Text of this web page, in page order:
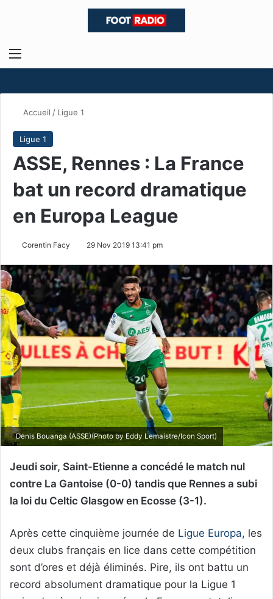
Menu
Accueil / Ligue 1
Ligue 1
ASSE, Rennes : La France
bat un record dramatique
en Europa League
Corentin Facy 29 Nov 2019 13:41 pm
Denis Bouanga (ASSE)(Photo by Eddy Lemaistre/Icon Sport)
Jeudi soir, Saint-Etienne a concédé le match nul
contre La Gantoise (0-0) tandis que Rennes a subi
la loi du Celtic Glasgow en Ecosse (3-1).
Après cette cinquième journée de Ligue Europa, les
deux clubs français en lice dans cette compétition
sont d’ores et déjà éliminés. Pire, ils ont battu un
record absolument dramatique pour la Ligue 1